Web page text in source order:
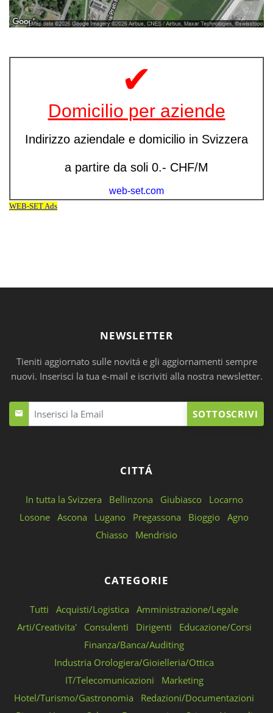
NEWSLETTER
Tieniti aggiornato sulle novitá e gli aggiornamenti sempre
nuovi. Inserisci la tua e-mail e iscriviti alla nostra newsletter.
SOTTOSCRIVI
CITTÁ
In tutta la Svizzera Bellinzona Giubiasco
Locarno
Losone Ascona Lugano Pregassona Bioggio Agno
Chiasso
Mendrisio
CATEGORIE
Tutti Acquisti/Logistica
Amministrazione/Legale
Arti/Creativita'
Consulenti Dirigenti
Educazione/Corsi
Finanza/Banca/Auditing
Industria Orologiera/Gioielleria/Ottica
IT/Telecomunicazioni
Marketing
Hotel/Turismo/Gastronomia
Redazioni/Documentazioni